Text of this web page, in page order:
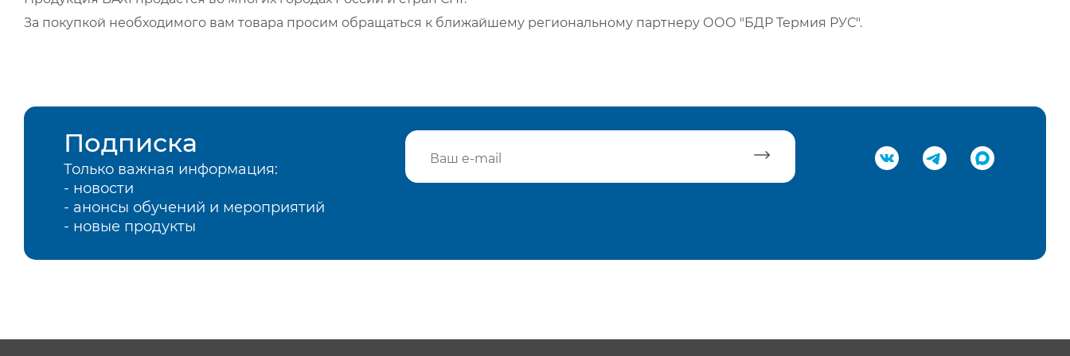
За покупкой необходимого вам товара просим обращаться к ближайшему региональному партнеру ООО "БДР Термия РУС".
Подписка
Только важная информация:
- новости
- анонсы обучений и мероприятий
- новые продукты